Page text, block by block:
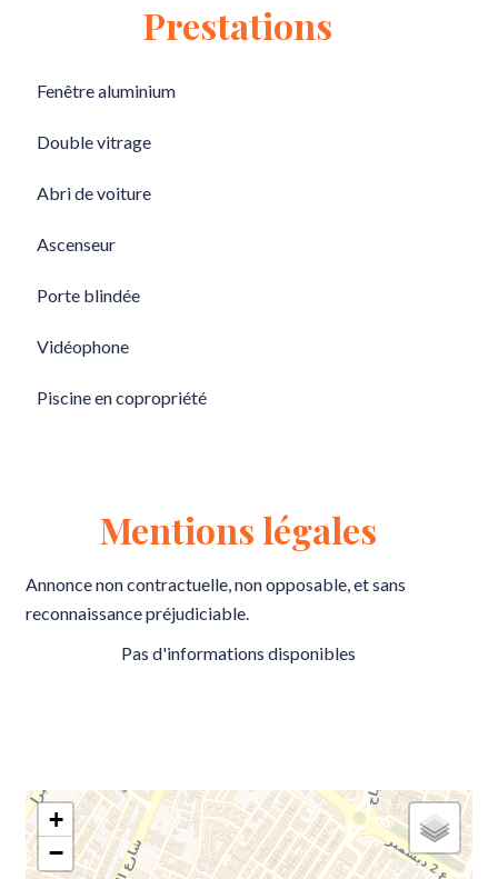
Prestations
Fenêtre aluminium
Double vitrage
Abri de voiture
Ascenseur
Porte blindée
Vidéophone
Piscine en copropriété
Mentions légales
Annonce non contractuelle, non opposable, et sans
reconnaissance préjudiciable.
Pas d'informations disponibles
+
−